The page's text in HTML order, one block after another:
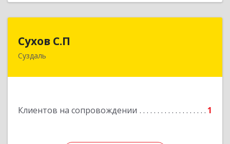
Сухов С.П
Суздаль
Клиентов на сопровождении 1